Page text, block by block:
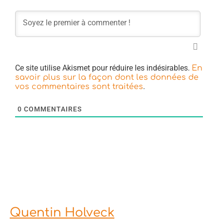
Ce site utilise Akismet pour réduire les indésirables. En
savoir plus sur la façon dont les données de
vos commentaires sont traitées.
0 COMMENTAIRES
Quentin Holveck